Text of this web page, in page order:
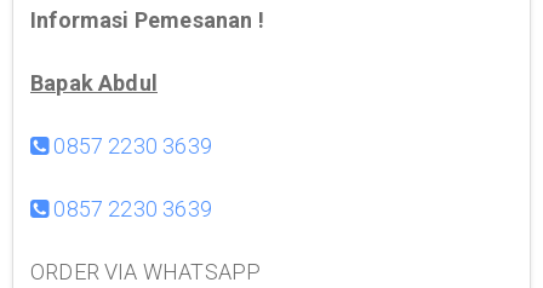
Informasi Pemesanan !
Bapak Abdul
0857 2230 3639
0857 2230 3639
ORDER VIA WHATSAPP